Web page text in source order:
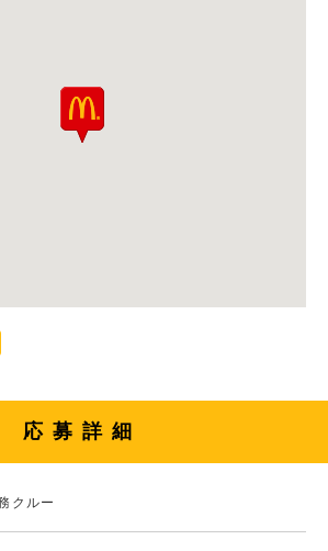
応募詳細
クルー